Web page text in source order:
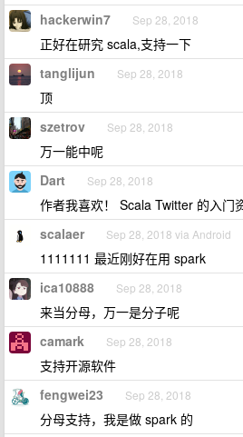
hackerwin7 Sep 28, 2018
正好在研究 scala,支持一下
tanglijun Sep 28, 2018
顶
szetrov Sep 28, 2018
万一能中呢
Dart Sep 28, 2018
作者我喜欢！ Scala Twitter 的入门
scalaer Sep 28, 2018 via Android
1111111 最近刚好在用 spark
ica10888 Sep 28, 2018
来当分母，万一是分子呢
camark Sep 28, 2018
支持开源软件
fengwei23 Sep 28, 2018
分母支持，我是做 spark 的